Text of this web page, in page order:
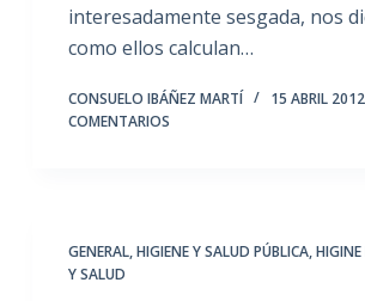
interesadamente sesgada, nos
como ellos calculan…
CONSUELO IBÁÑEZ MARTÍ 15 ABRIL 2012
COMENTARIOS
GENERAL,HIGIENE Y SALUD PÚBLICA,
Y SALUD